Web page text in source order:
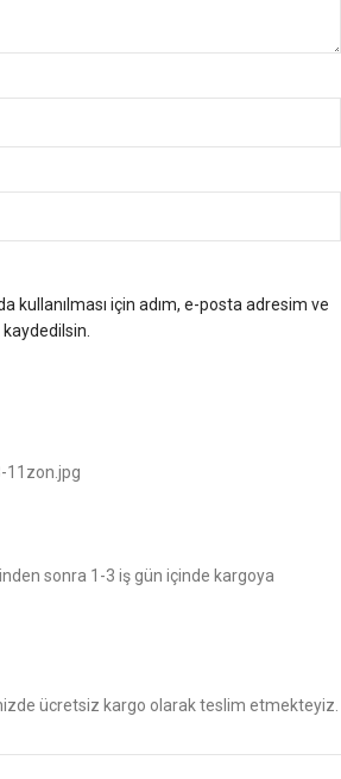
kullanılması için adım, e-posta adresim ve
kaydedilsin.
sonra 1-3 iş gün içinde kargoya
ücretsiz kargo olarak teslim etmekteyiz.